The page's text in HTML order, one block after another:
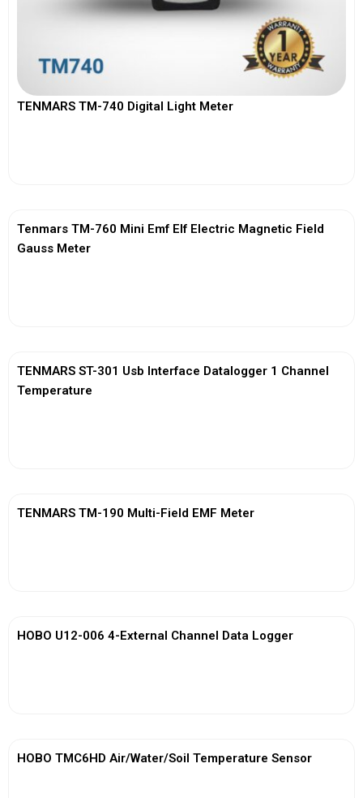
TENMARS TM-740 Digital Light Meter
Tenmars TM-760 Mini Emf Elf Electric Magnetic Field
Gauss Meter
TENMARS ST-301 Usb Interface Datalogger 1 Channel
Temperature
TENMARS TM-190 Multi-Field EMF Meter
HOBO U12-006 4-External Channel Data Logger
HOBO TMC6HD Air/Water/Soil Temperature Sensor